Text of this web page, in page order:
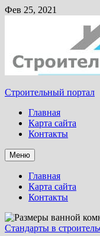
Фев 25, 2021
Строительный портал
Главная
Карта сайта
Контакты
Меню
Главная
Карта сайта
Контакты
Стандарты в